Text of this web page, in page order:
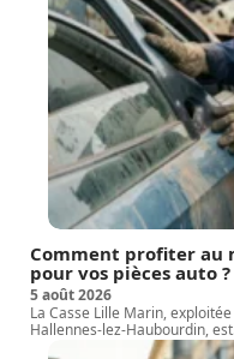
Comment profiter au
pour vos pièces auto ?
5 août 2026
La Casse Lille Marin,
Hallennes-lez-Haubourdin, est